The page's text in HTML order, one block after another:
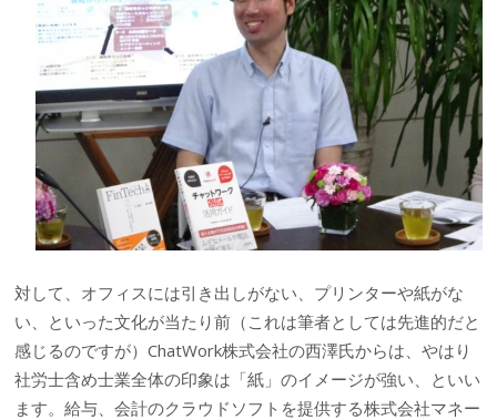
対して、オフィスには引き出しがない、プリンターや紙がな
い、といった文化が当たり前（これは筆者としては先進的だと
感じるのですが）ChatWork株式会社の西澤氏からは、やはり
社労士含め士業全体の印象は「紙」のイメージが強い、といい
ます。給与、会計のクラウドソフトを提供する株式会社マネー